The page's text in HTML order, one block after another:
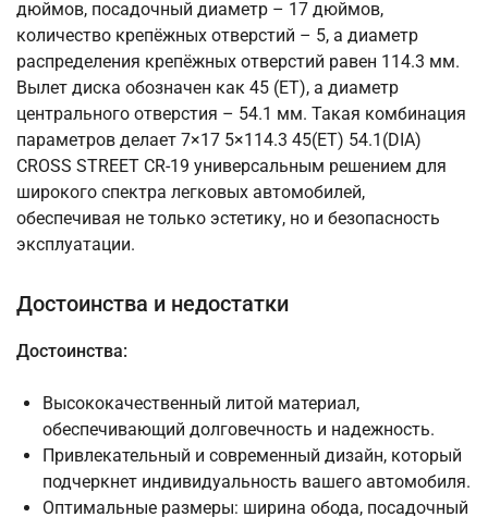
дюймов, посадочный диаметр – 17 дюймов,
количество крепёжных отверстий – 5, а диаметр
распределения крепёжных отверстий равен 114.3 мм.
Вылет диска обозначен как 45 (ET), а диаметр
центрального отверстия – 54.1 мм. Такая комбинация
параметров делает 7×17 5×114.3 45(ET) 54.1(DIA)
CROSS STREET CR-19 универсальным решением для
широкого спектра легковых автомобилей,
обеспечивая не только эстетику, но и безопасность
эксплуатации.
Достоинства и недостатки
Достоинства:
Высококачественный литой материал,
обеспечивающий долговечность и надежность.
Привлекательный и современный дизайн, который
подчеркнет индивидуальность вашего автомобиля.
Оптимальные размеры: ширина обода, посадочный